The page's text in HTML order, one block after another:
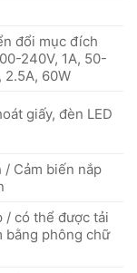
đổi mục đích
240V, 1A, 50-
2.5A, 60W
giấy, đèn LED
/ Cảm biến nắp
/ có thể được tải
bằng phông chữ